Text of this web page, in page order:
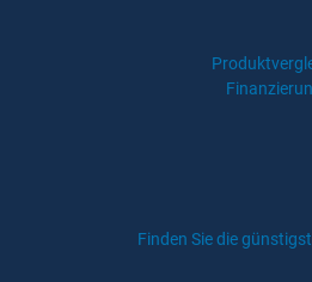
Finden Sie die